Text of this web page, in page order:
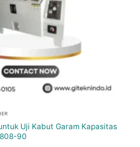
Uji Kabut Garam Kapasitas
90